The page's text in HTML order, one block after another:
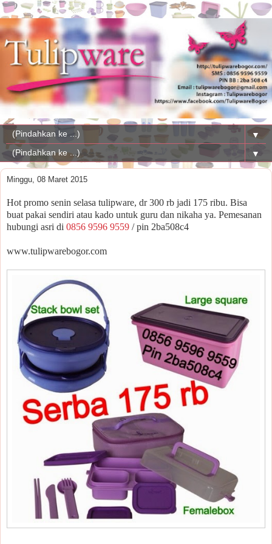
▼
▼
Minggu, 08 Maret 2015
Hot promo senin selasa tulipware, dr 300 rb jadi 175 ribu. Bisa
buat pakai sendiri atau kado untuk guru dan nikaha ya. Pemesanan
hubungi asri di 0856 9596 9559 / pin 2ba508c4
www.tulipwarebogor.com